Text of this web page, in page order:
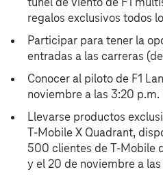
túnel de viento de F1
regalos exclusivos todos
Participar para tener la
entradas a las carreras
Conocer al piloto de F1
noviembre a las 3:20 p.m.
Llevarse productos
T‑Mobile X Quadrant,
500 clientes de T‑Mobile
y el 20 de noviembre a las